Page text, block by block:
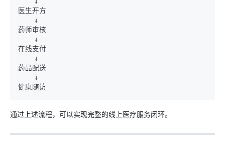
医生开方
药师审核
在线支付
药品配送
通过上述流程，可以实现完整的线上医疗服务闭环。